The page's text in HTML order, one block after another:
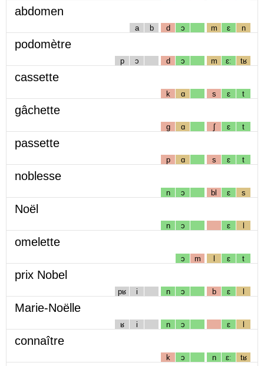
abdomen
a b d ɔ m ɛ n
podomètre
p ɔ d ɔ m ɛː tʁ
cassette
k ɑ s ɛ t
gâchette
g ɑ ʃ ɛ t
passette
p ɑ s ɛ t
noblesse
n ɔ bl ɛ s
Noël
n ɔ ɛ l
omelette
ɔ m l ɛ t
prix Nobel
pʁ i n ɔ b ɛ l
Marie-Noëlle
ʁ i n ɔ ɛ l
connaître
k ɔ n ɛː tʁ